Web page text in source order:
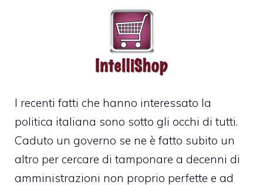
I recenti fatti che hanno interessato la
politica italiana sono sotto gli occhi di tutti.
Caduto un governo se ne è fatto subito un
altro per cercare di tamponare a decenni di
amministrazioni non proprio perfette e ad